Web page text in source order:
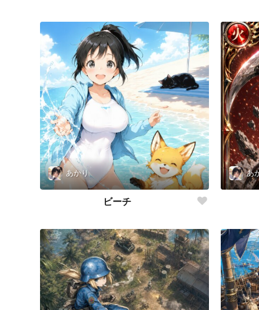
あかり
ビーチ
あ